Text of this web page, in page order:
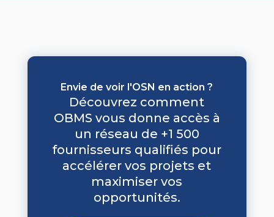
Envie de voir l'OSN en action ?
Découvrez comment
OBMS vous donne accès à
un réseau de +1 500
fournisseurs qualifiés pour
accélérer vos projets et
maximiser vos
opportunités.